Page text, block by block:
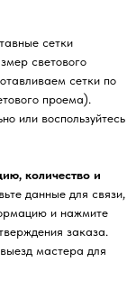
сетки
светового
сетки по
проема).
или воспользуйтесь
количество и
данные для связи,
и нажмите
заказа.
мастера для